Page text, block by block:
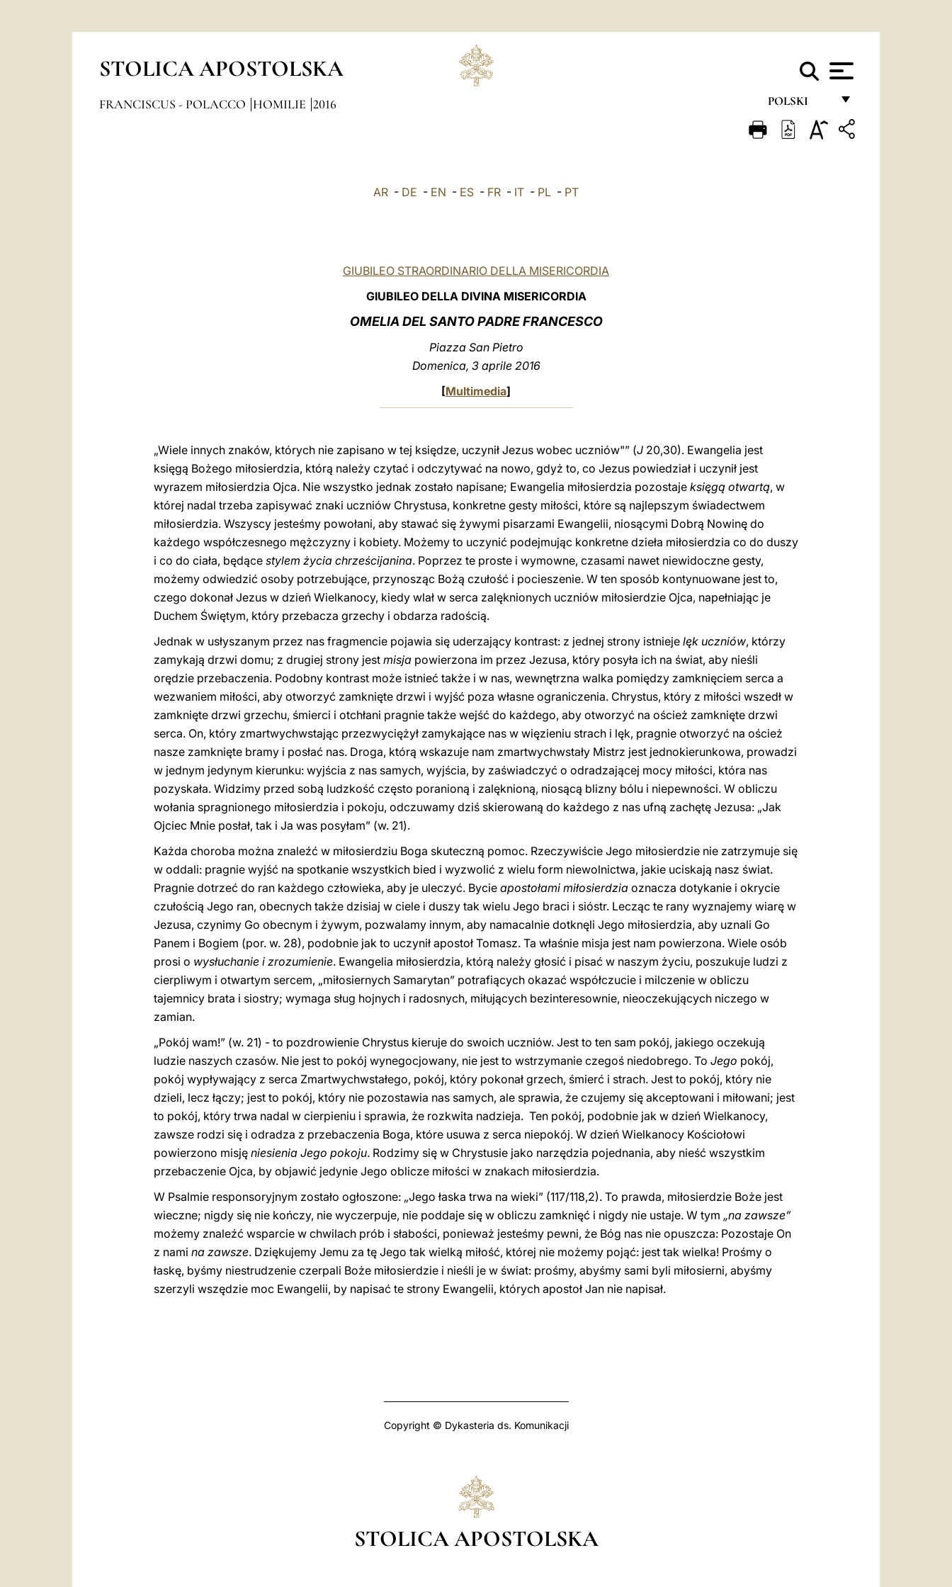
STOLICA APOSTOLSKA
POLSKI
FRANÇAIS
FRANCISCUS - POLACCO HOMILIE 2016
AR - DE - EN - ES - FR - IT - PL - PT
GIUBILEO STRAORDINARIO DELLA MISERICORDIA
GIUBILEO DELLA DIVINA MISERICORDIA
OMELIA DEL SANTO PADRE FRANCESCO
Piazza San Pietro
Domenica, 3 aprile 2016
[Multimedia]
„Wiele innych znaków, których nie zapisano w tej księdze, uczynił Jezus wobec uczniów"” (J 20,30). Ewangelia jest
księgą Bożego miłosierdzia, którą należy czytać i odczytywać na nowo, gdyż to, co Jezus powiedział i uczynił jest
wyrazem miłosierdzia Ojca. Nie wszystko jednak zostało napisane; Ewangelia miłosierdzia pozostaje księgą otwartą, w
której nadal trzeba zapisywać znaki uczniów Chrystusa, konkretne gesty miłości, które są najlepszym świadectwem
miłosierdzia. Wszyscy jesteśmy powołani, aby stawać się żywymi pisarzami Ewangelii, niosącymi Dobrą Nowinę do
każdego współczesnego mężczyzny i kobiety. Możemy to uczynić podejmując konkretne dzieła miłosierdzia co do duszy
i co do ciała, będące stylem życia chrześcijanina. Poprzez te proste i wymowne, czasami nawet niewidoczne gesty,
możemy odwiedzić osoby potrzebujące, przynosząc Bożą czułość i pocieszenie. W ten sposób kontynuowane jest to,
czego dokonał Jezus w dzień Wielkanocy, kiedy wlał w serca zalęknionych uczniów miłosierdzie Ojca, napełniając je
Duchem Świętym, który przebacza grzechy i obdarza radością.
Jednak w usłyszanym przez nas fragmencie pojawia się uderzający kontrast: z jednej strony istnieje lęk uczniów, którzy
zamykają drzwi domu; z drugiej strony jest misja powierzona im przez Jezusa, który posyła ich na świat, aby nieśli
orędzie przebaczenia. Podobny kontrast może istnieć także i w nas, wewnętrzna walka pomiędzy zamknięciem serca a
wezwaniem miłości, aby otworzyć zamknięte drzwi i wyjść poza własne ograniczenia. Chrystus, który z miłości wszedł w
zamknięte drzwi grzechu, śmierci i otchłani pragnie także wejść do każdego, aby otworzyć na oścież zamknięte drzwi
serca. On, który zmartwychwstając przezwyciężył zamykające nas w więzieniu strach i lęk, pragnie otworzyć na oścież
nasze zamknięte bramy i posłać nas. Droga, którą wskazuje nam zmartwychwstały Mistrz jest jednokierunkowa, prowadzi
w jednym jedynym kierunku: wyjścia z nas samych, wyjścia, by zaświadczyć o odradzającej mocy miłości, która nas
pozyskała. Widzimy przed sobą ludzkość często poranioną i zalęknioną, niosącą blizny bólu i niepewności. W obliczu
wołania spragnionego miłosierdzia i pokoju, odczuwamy dziś skierowaną do każdego z nas ufną zachętę Jezusa: „Jak
Ojciec Mnie posłał, tak i Ja was posyłam” (w. 21).
Każda choroba można znaleźć w miłosierdziu Boga skuteczną pomoc. Rzeczywiście Jego miłosierdzie nie zatrzymuje się
w oddali: pragnie wyjść na spotkanie wszystkich bied i wyzwolić z wielu form niewolnictwa, jakie uciskają nasz świat.
Pragnie dotrzeć do ran każdego człowieka, aby je uleczyć. Bycie apostołami miłosierdzia oznacza dotykanie i okrycie
czułością Jego ran, obecnych także dzisiaj w ciele i duszy tak wielu Jego braci i sióstr. Lecząc te rany wyznajemy wiarę w
Jezusa, czynimy Go obecnym i żywym, pozwalamy innym, aby namacalnie dotknęli Jego miłosierdzia, aby uznali Go
Panem i Bogiem (por. w. 28), podobnie jak to uczynił apostoł Tomasz. Ta właśnie misja jest nam powierzona. Wiele osób
prosi o wysłuchanie i zrozumienie. Ewangelia miłosierdzia, którą należy głosić i pisać w naszym życiu, poszukuje ludzi z
cierpliwym i otwartym sercem, „miłosiernych Samarytan” potrafiących okazać współczucie i milczenie w obliczu
tajemnicy brata i siostry; wymaga sług hojnych i radosnych, miłujących bezinteresownie, nieoczekujących niczego w
zamian.
„Pokój wam!” (w. 21) - to pozdrowienie Chrystus kieruje do swoich uczniów. Jest to ten sam pokój, jakiego oczekują
ludzie naszych czasów. Nie jest to pokój wynegocjowany, nie jest to wstrzymanie czegoś niedobrego. To Jego pokój,
pokój wypływający z serca Zmartwychwstałego, pokój, który pokonał grzech, śmierć i strach. Jest to pokój, który nie
dzieli, lecz łączy; jest to pokój, który nie pozostawia nas samych, ale sprawia, że ​​czujemy się akceptowani i miłowani; jest
to pokój, który trwa nadal w cierpieniu i sprawia, że ​rozkwita ​nadzieja. Ten pokój, podobnie jak w dzień Wielkanocy,
zawsze rodzi się i odradza z przebaczenia Boga, które usuwa z serca niepokój. W dzień Wielkanocy Kościołowi
powierzono misję niesienia Jego pokoju. Rodzimy się w Chrystusie jako narzędzia pojednania, aby nieść wszystkim
przebaczenie Ojca, by objawić jedynie Jego oblicze miłości w znakach miłosierdzia.
W Psalmie responsoryjnym zostało ogłoszone: „Jego łaska trwa na wieki” (117/118,2). To prawda, ​​miłosierdzie Boże jest
wieczne; nigdy się nie kończy, nie wyczerpuje, nie poddaje się w obliczu zamknięć i nigdy nie ustaje. W tym „na zawsze”
możemy znaleźć wsparcie w chwilach prób i słabości, ponieważ jesteśmy pewni, że Bóg nas nie opuszcza: Pozostaje On
z nami na zawsze. Dziękujemy Jemu za tę Jego tak wielką miłość, której nie możemy pojąć: jest tak wielka! Prośmy o
łaskę, byśmy niestrudzenie czerpali Boże miłosierdzie i nieśli je w świat: prośmy, abyśmy sami byli miłosierni, abyśmy
szerzyli wszędzie moc Ewangelii, by napisać te strony Ewangelii, których apostoł Jan nie napisał.
Copyright © Dykasteria ds. Komunikacji
STOLICA APOSTOLSKA